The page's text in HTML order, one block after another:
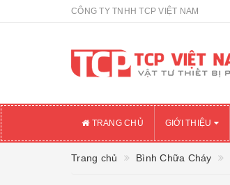
CÔNG TY TNHH TCP VIỆT NAM
TRANG CHỦ GIỚI THIỆU
Trang chủ Bình Chữa Cháy